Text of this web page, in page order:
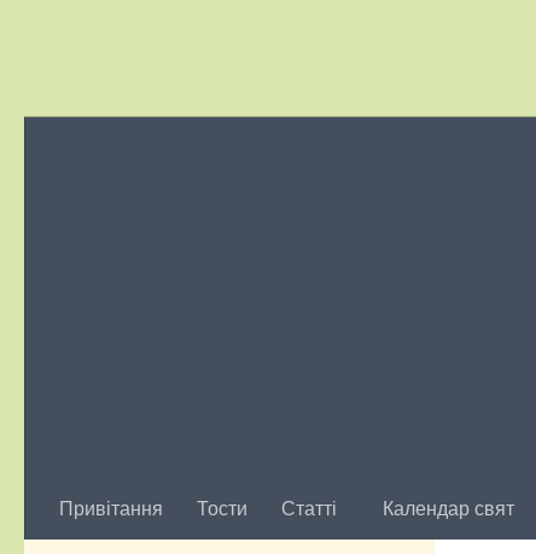
Привітання Тости Статті Календар свят